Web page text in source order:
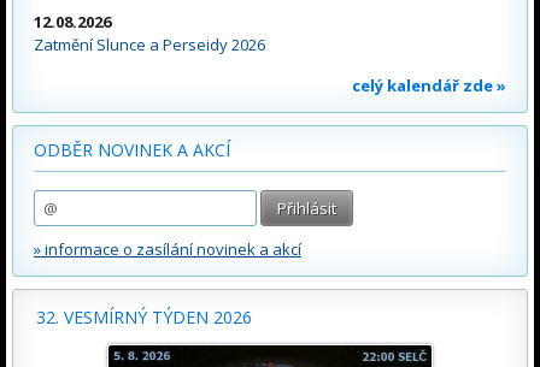
12.08.2026
Zatmění Slunce a Perseidy 2026
celý kalendář zde »
ODBĚR NOVINEK A AKCÍ
» informace o zasílání novinek a akcí
32. VESMÍRNÝ TÝDEN 2026